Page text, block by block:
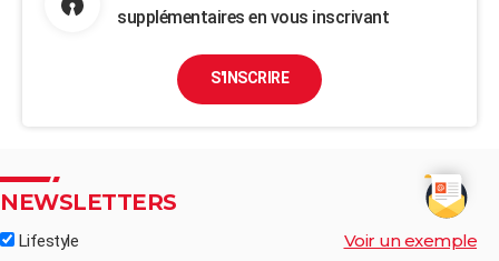
supplémentaires en vous inscrivant
S'INSCRIRE
NEWSLETTERS
Lifestyle Voir un exemple